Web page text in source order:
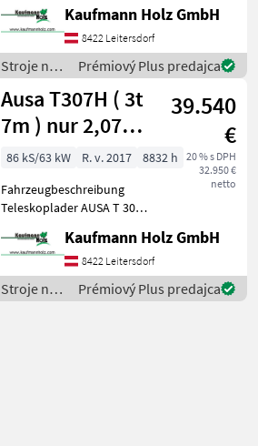
Maschine 2: lt. Zähler 7.656
16, 7 Meter Hubhöhe 35 K
Kaufmann Holz GmbH
8422 Leitersdorf
Stroje na
stavbu /
JLG
Prémiový Plus predajca
Ausa T307H ( 3t
7m ) nur 2,07
Hoch u. 2,02
Breit !!
39.540
€
20 % s DPH
32.950 €
netto
86 kS/63 kW R. v. 2017
8832 h
Fahrzeugbeschreibung
Teleskoplader AUSA T 307
Stunden 3 Tonnen Hubkraft
7 Meter Hubhöhe 63 KW
Kubota Turbo Motor nur
Kaufmann Holz GmbH
8422 Leitersdorf
Stroje na
stavbu /
Prémiový Plus predajca